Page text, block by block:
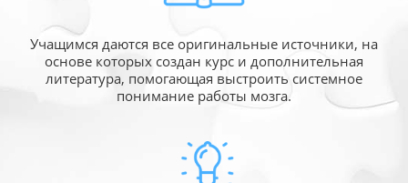
Учащимся даются все оригинальные источники, на
основе которых создан курс и дополнительная
литература, помогающая выстроить системное
понимание работы мозга.